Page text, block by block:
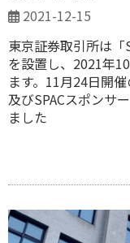
2021-12-15
東京証券取引所は「
を設置し、2021年
ます。11月24日開
及びSPACスポンサ
ました